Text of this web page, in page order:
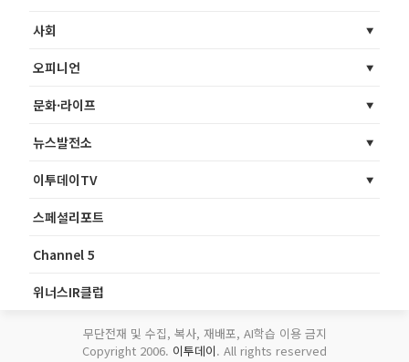
사회
오피니언
문화·라이프
뉴스발전소
이투데이TV
스페셜리포트
Channel 5
위너스IR클럽
무단전재 및 수집, 복사, 재배포, AI학습 이용 금지
Copyright 2006. 이투데이. All rights reserved